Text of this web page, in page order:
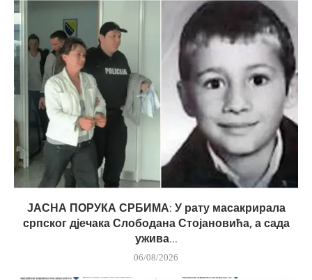
ЈАСНА ПОРУКА СРБИМА: У рату масакрирала
српског дјечака Слободана Стојановића, а сада
ужива...
06/08/2026